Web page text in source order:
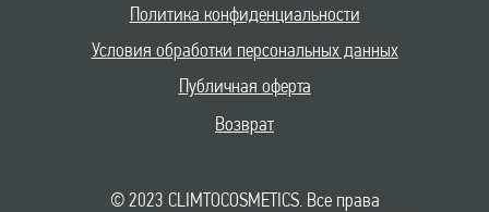
Политика конфиденциальности
Условия обработки персональных данных
Публичная оферта
Возврат
© 2023 CLIMTOCOSMETICS. Все права